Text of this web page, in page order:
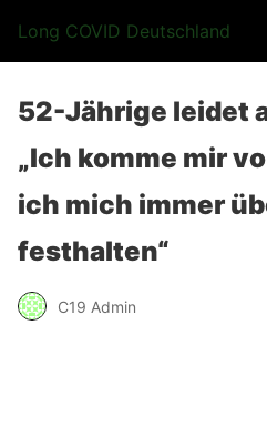
Long COVID Deutschland
52-Jährige leidet
„Ich komme mir
ich mich immer
festhalten“
C19 Admin